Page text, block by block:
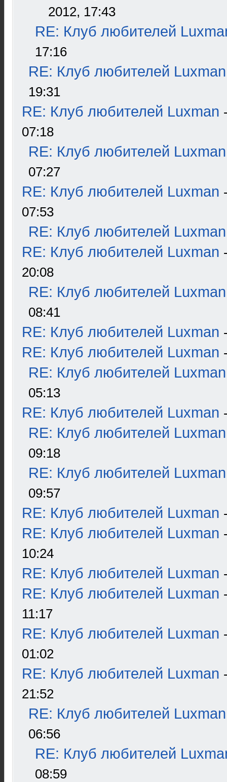
2012, 17:43
RE: Клуб любителей
17:16
RE: Клуб любителей Luxman
19:31
RE: Клуб любителей Luxman
07:18
RE: Клуб любителей Luxman
07:27
RE: Клуб любителей Luxman
07:53
RE: Клуб любителей Luxman
RE: Клуб любителей Luxman
20:08
RE: Клуб любителей Luxman
08:41
RE: Клуб любителей Luxman
RE: Клуб любителей Luxman
RE: Клуб любителей Luxman
05:13
RE: Клуб любителей Luxman
RE: Клуб любителей Luxman
09:18
RE: Клуб любителей Luxman
09:57
RE: Клуб любителей Luxman
RE: Клуб любителей Luxman
10:24
RE: Клуб любителей Luxman
RE: Клуб любителей Luxman
11:17
RE: Клуб любителей Luxman
01:02
RE: Клуб любителей Luxman
21:52
RE: Клуб любителей Luxman
06:56
RE: Клуб любителей
08:59